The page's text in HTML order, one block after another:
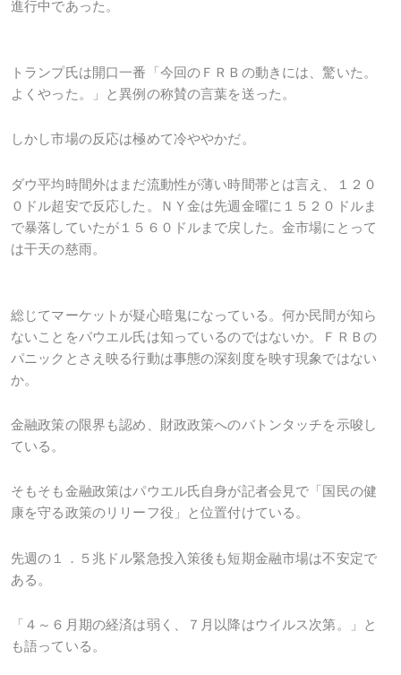
進行中であった。
トランプ氏は開口一番「今回のＦＲＢの動きには、驚いた。
よくやった。」と異例の称賛の言葉を送った。
しかし市場の反応は極めて冷ややかだ。
ダウ平均時間外はまだ流動性が薄い時間帯とは言え、１２０
０ドル超安で反応した。ＮＹ金は先週金曜に１５２０ドルま
で暴落していたが１５６０ドルまで戻した。金市場にとって
は干天の慈雨。
総じてマーケットが疑心暗鬼になっている。何か民間が知ら
ないことをパウエル氏は知っているのではないか。ＦＲＢの
パニックとさえ映る行動は事態の深刻度を映す現象ではない
か。
金融政策の限界も認め、財政政策へのバトンタッチを示唆し
ている。
そもそも金融政策はパウエル氏自身が記者会見で「国民の健
康を守る政策のリリーフ役」と位置付けている。
先週の１．５兆ドル緊急投入策後も短期金融市場は不安定で
ある。
「４～６月期の経済は弱く、７月以降はウイルス次第。」と
も語っている。